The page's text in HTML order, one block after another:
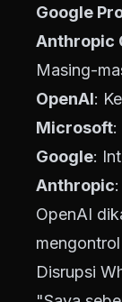
Google
Anthropic
Masing-
OpenAI:
Microsoft:
Google:
Anthropic
OpenAI
Disrupsi